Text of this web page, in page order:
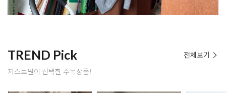
TREND Pick
저스트원이 선택한 주목상품!
전체보기